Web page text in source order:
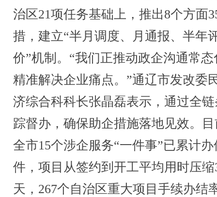
治区21项任务基础上，推出8个方面
措，建立“半月调度、月通报、半年
价”机制。“我们正推动政企沟通常态
精准解决企业痛点。”通辽市发改委
济综合科科长张晶磊表示，通过全
踪督办，确保助企措施落地见效。
全市15个涉企服务“一件事”已累计办
件，项目从签约到开工平均用时压缩
天，267个自治区重大项目手续办结